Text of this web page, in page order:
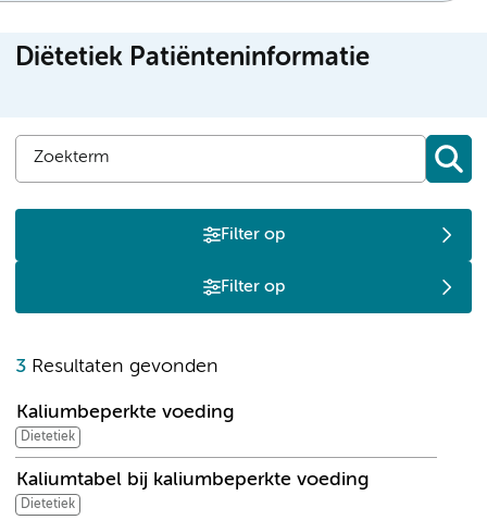
Diëtetiek Patiënteninformatie
Filter op
Filter op
3 Resultaten gevonden
Kaliumbeperkte voeding
Dietetiek
Kaliumtabel bij kaliumbeperkte voeding
Dietetiek